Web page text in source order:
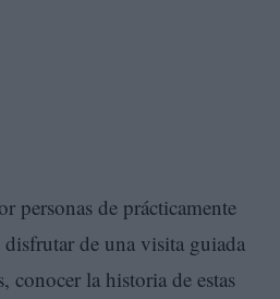
personas de prácticamente
disfrutar de una visita guiada
conocer la historia de estas